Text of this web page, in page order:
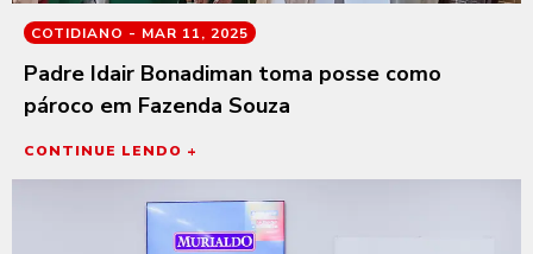
COTIDIANO - MAR 11, 2025
Padre Idair Bonadiman toma posse como
pároco em Fazenda Souza
CONTINUE LENDO +